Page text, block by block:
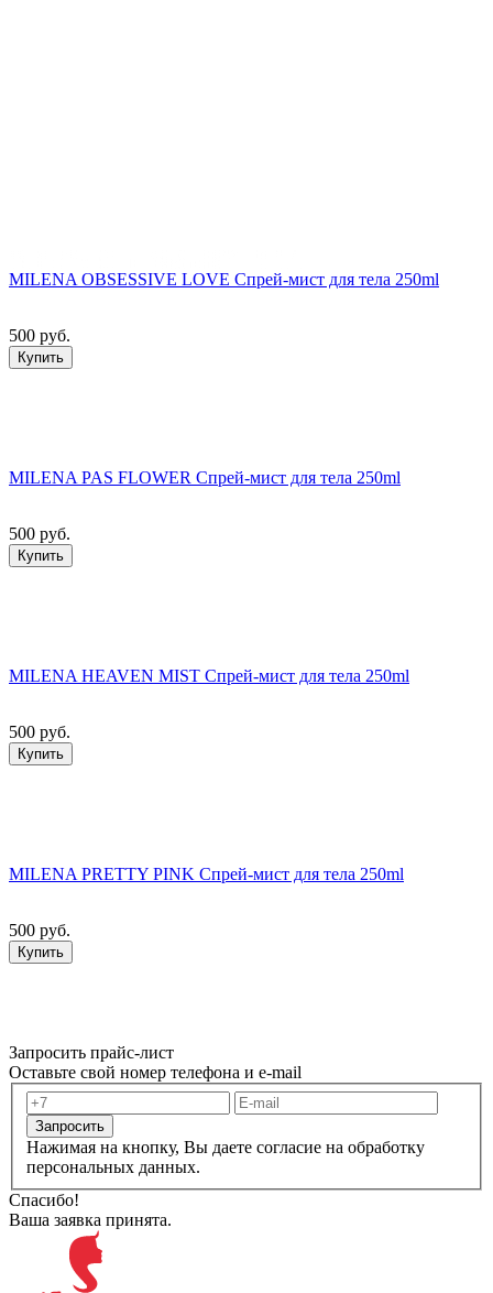
MILENA OBSESSIVE LOVE Спрей-мист для тела 250ml
500 руб.
Купить
MILENA PAS FLOWER Спрей-мист для тела 250ml
500 руб.
Купить
MILENA HEAVEN MIST Спрей-мист для тела 250ml
500 руб.
Купить
MILENA PRETTY PINK Спрей-мист для тела 250ml
500 руб.
Купить
Запросить прайс-лист
Оставьте свой номер телефона и e-mail
Запросить
Нажимая на кнопку, Вы даете согласие на обработку
персональных данных.
Спасибо!
Ваша заявка принята.